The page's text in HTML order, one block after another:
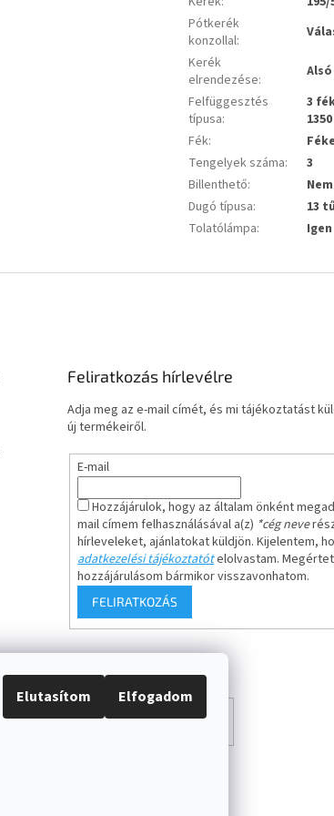
Elutasítom Elfogadom
Pótkerék
konzollal:
Kerék
elrendezése:
Felfüggesztés
típusa:
3
Fék:
Tengelyek száma:
3
Billenthető:
Nem
Dugó típusa:
13
Tolatólámpa: Igen
Feliratkozás hírlevélre
Adja meg az e-mail címét, és mi tájékoztatást
új termékeiről.
E-mail
Hozzájárulok, hogy az általam önként
mail címem felhasználásával a(z) *cég neve
hírleveleket, ajánlatokat küldjön. Kijelentem,
adatkezelési tájékoztatótelolvastam.
hozzájárulásom bármikor visszavonhatom.
FELIRATKOZÁS
KERESÉS